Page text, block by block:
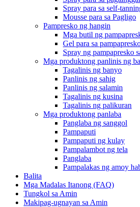
Spray para sa self-
Mousse para sa Pagligo
Pampresko ng hangin
Mga butil ng
Gel para sa
Spray ng pampapresko
Mga produktong panlinis ng
Tagalinis ng banyo
Panlinis ng sahig
Panlinis ng salamin
Tagalinis ng kusina
Tagalinis ng palikuran
Mga produktong panlaba
Panglaba ng sanggol
Pampaputi
Pampaputi ng kulay
Pampalambot ng tela
Panglaba
Pampalakas ng amoy
Balita
Mga Madalas Itanong (FAQ)
Tungkol sa Amin
Makipag-ugnayan sa Amin